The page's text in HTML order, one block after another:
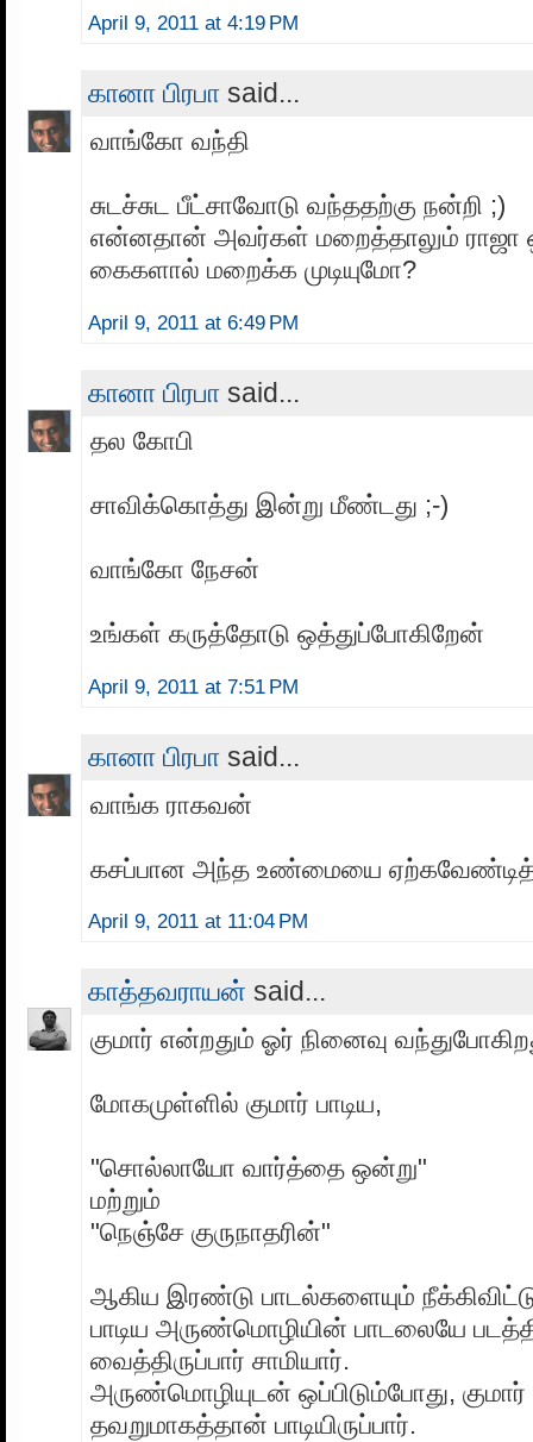
April 9, 2011 at 4:19 PM
கானா பிரபா said...
வாங்கோ வந்தி
சுடச்சுட பீட்சாவோடு வந்ததற்கு நன்றி ;)
என்னதான் அவர்கள் மறைத்தாலும் ராஜா
கைகளால் மறைக்க முடியுமோ?
April 9, 2011 at 6:49 PM
கானா பிரபா said...
தல கோபி
சாவிக்கொத்து இன்று மீண்டது ;-)
வாங்கோ நேசன்
உங்கள் கருத்தோடு ஒத்துப்போகிறேன்
April 9, 2011 at 7:51 PM
கானா பிரபா said...
வாங்க ராகவன்
கசப்பான அந்த உண்மையை
April 9, 2011 at 11:04 PM
காத்தவராயன் said...
குமார் என்ற‌தும் ஓர் நினைவு
மோக‌முள்ளில் குமார் பாடிய‌,
"சொல்லாயோ வார்த்தை ஒன்று"
ம‌ற்றும்
"நெஞ்சே குருநாத‌ரின்"
ஆகிய‌ இர‌ண்டு பாட‌ல்க‌ளையும்
பாடிய‌ அருண்மொழியின் பாட‌லையே
வைத்திருப்பார் சாமியார்.
அருண்மொழியுட‌ன் ஒப்பிடும்போது, குமார்
த‌வ‌றுமாக‌த்தான் பாடியிருப்பார்.